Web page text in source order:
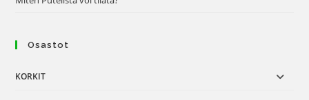
Osastot
KORKIT